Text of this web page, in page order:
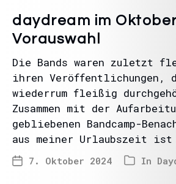
daydream im
Vorauswahl
Die Bands waren zuletzt
ihren Veröffentlichungen,
wiederrum fleißig
Zusammen mit der
gebliebenen Bandcamp-
aus meiner Urlaubszeit ist
7. Oktober 2024 In